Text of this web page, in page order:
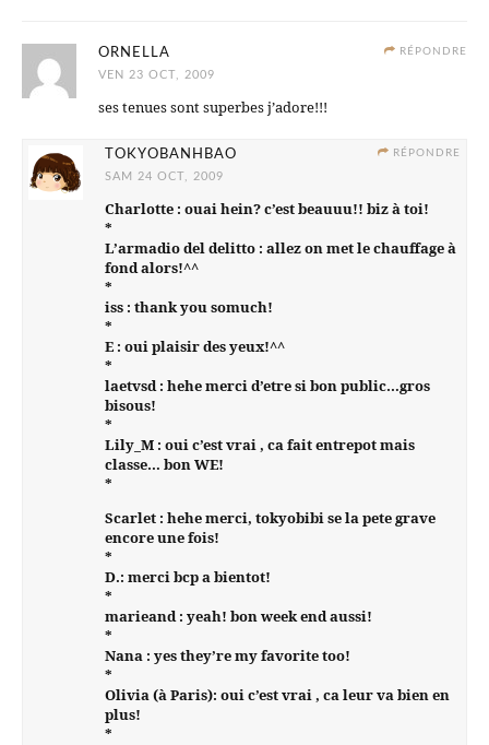
RÉPONDRE
ORNELLA
VEN 23 OCT, 2009
ses tenues sont superbes j’adore!!!
RÉPONDRE
TOKYOBANHBAO
SAM 24 OCT, 2009
Charlotte : ouai hein? c’est beauuu!! biz à toi!
*
L’armadio del delitto : allez on met le chauffage à
fond alors!^^
*
iss : thank you somuch!
*
E : oui plaisir des yeux!^^
*
laetvsd : hehe merci d’etre si bon public…gros
bisous!
*
Lily_M : oui c’est vrai , ca fait entrepot mais
classe… bon WE!
*
Scarlet : hehe merci, tokyobibi se la pete grave
encore une fois!
*
D.: merci bcp a bientot!
*
marieand : yeah! bon week end aussi!
*
Nana : yes they’re my favorite too!
*
Olivia (à Paris): oui c’est vrai , ca leur va bien en
plus!
*